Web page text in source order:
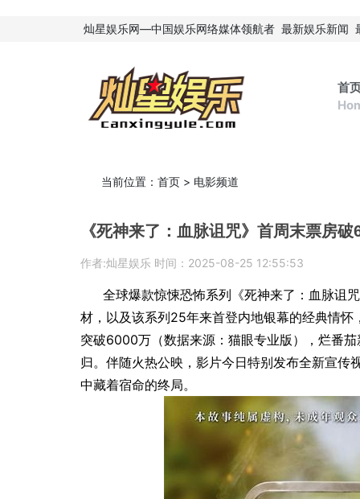
灿星娱乐网—中国娱乐网络媒体领航者 最新娱乐新闻
首
当前位置： 首页 > 电影频道
《死神来了：血脉诅咒》首周末票房
作者:灿星娱乐 时间：2025-08-25 12:55:53
全球爆款惊悚恐怖系列《死神来了：血脉诅
材，以及该系列25年来首登内地银幕的经典情
突破6000万（数据来源：猫眼专业版），烂番
归。伴随火热公映，影片今日特别发布全新宣传
中藏着宿命的终局。
德妃正式官宣罗一舟担任品
代言人